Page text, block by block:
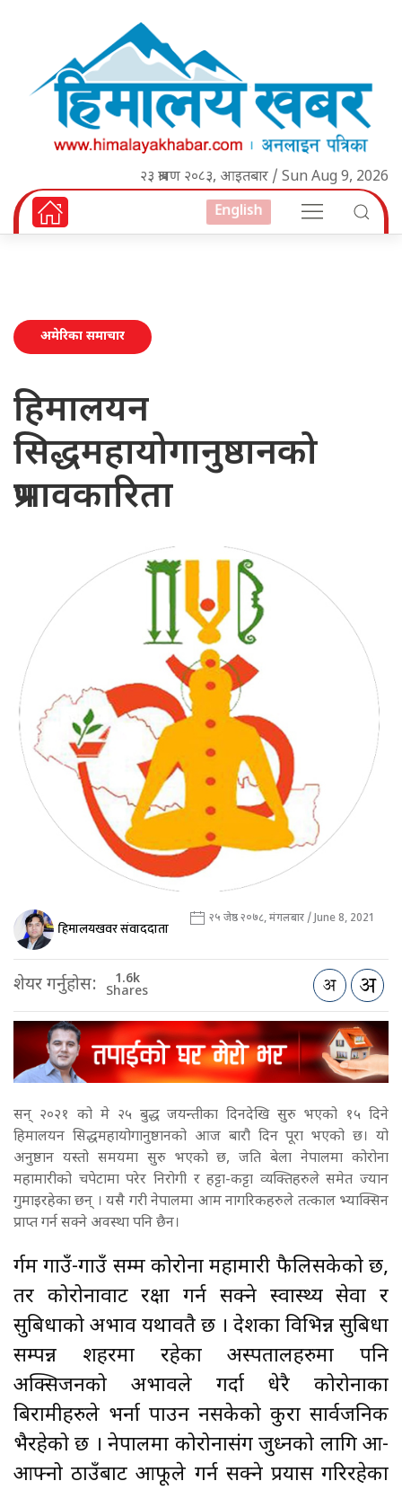
२३ श्रावण २०८३, आइतबार / Sun Aug 9, 2026
English
अमेरिका समाचार
हिमालयन
सिद्धमहायोगानुष्ठानको
प्रभावकारिता
हिमालयखवर संवाददाता २५ जेष्ठ २०७८, मंगलबार / June 8, 2021
शेयर गर्नुहोस: 1.6k
Shares
सन् २०२१ को मे २५ बुद्ध जयन्तीका दिनदेखि सुरु भएको १५ दिने
हिमालयन सिद्धमहायोगानुष्ठानको आज बारौ दिन पूरा भएको छ। यो
अनुष्ठान यस्तो समयमा सुरु भएको छ, जति बेला नेपालमा कोरोना
महामारीको चपेटामा परेर निरोगी र हट्टा-कट्टा व्यक्तिहरुले समेत ज्यान
गुमाइरहेका छन् । यसै गरी नेपालमा आम नागरिकहरुले तत्काल भ्याक्सिन
प्राप्त गर्न सक्ने अवस्था पनि छैन।
दुर्गम गाउँ-गाउँ सम्म कोरोना महामारी फैलिसकेको छ,
तर कोरोनावाट रक्षा गर्न सक्ने स्वास्थ्य सेवा र
सुबिधाको अभाव यथावतै छ । देशका विभिन्न सुबिधा
सम्पन्न शहरमा रहेका अस्पतालहरुमा पनि
अक्सिजनको अभावले गर्दा धेरै कोरोनाका
बिरामीहरुले भर्ना पाउन नसकेको कुरा सार्वजनिक
भैरहेको छ । नेपालमा कोरोनासंग जुध्नको लागि आ-
आफ्नो ठाउँबाट आफूले गर्न सक्ने प्रयास गरिरहेका